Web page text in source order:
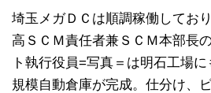
埼玉メガＤＣは順調稼働してお
高ＳＣＭ責任者兼ＳＣＭ本部長
ト執行役員=写真＝は明石工場
規模自動倉庫が完成。仕分け、